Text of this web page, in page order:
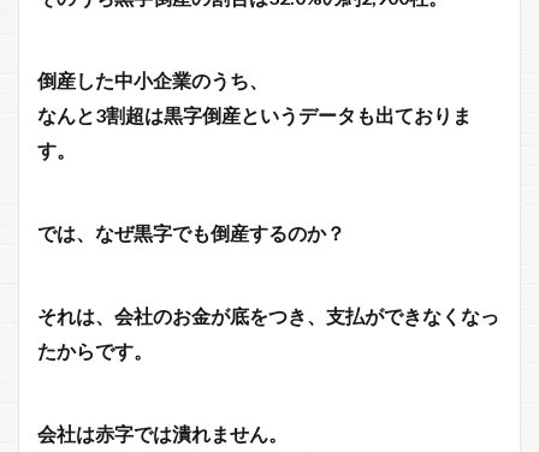
倒産した中小企業のうち、
なんと3割超は黒字倒産というデータも出ておりま
す。
では、なぜ黒字でも倒産するのか？
それは、会社のお金が底をつき、支払ができなくなっ
たからです。
会社は赤字では潰れません。